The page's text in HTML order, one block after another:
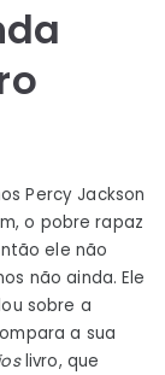
Percy Jackson
o pobre rapaz
ele não
não ainda. Ele
sobre a
a sua
livro, que